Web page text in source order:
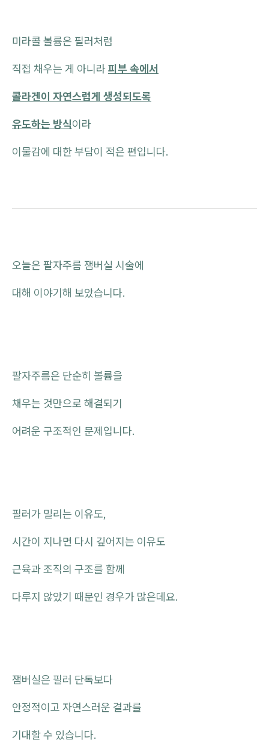
미라콜 볼륨은 필러처럼
직접 채우는 게 아니라피부 속에서
콜라겐이 자연스럽게 생성되도록
유도하는 방식이라
이물감에 대한 부담이 적은 편입니다.
오늘은 팔자주름 잼버실 시술에
대해 이야기해 보았습니다.
팔자주름은 단순히 볼륨을
채우는 것만으로 해결되기
어려운 구조적인 문제입니다.
필러가 밀리는 이유도,
시간이 지나면 다시 깊어지는 이유도
근육과 조직의 구조를 함께
다루지 않았기 때문인 경우가 많은데요.
잼버실은 필러 단독보다
안정적이고 자연스러운 결과를
기대할 수 있습니다.